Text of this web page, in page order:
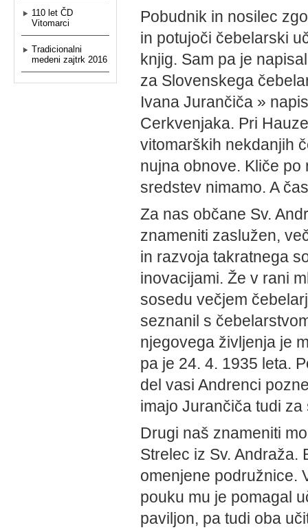
110 let ČD
Vitomarci
Tradicionalni
medeni zajtrk 2016
Pobudnik in nosilec
in potujoči čebelarski
knjig. Sam pa je
za Slovenskega
Ivana Jurančiča »
Cerkvenjaka. Pri
vitomarških nekdanjih
nujna obnove. Kliče
sredstev nimamo. A
Za nas občane Sv.
znameniti zaslužen,
in razvoja takratnega
inovacijami. Že v rani
sosedu večjem
seznanil s
njegovega življenja je
pa je 24. 4. 1935 leta.
del vasi Andrenci
imajo Jurančiča tudi
Drugi naš znameniti
Strelec iz Sv. Andraža.
omenjene podružnice.
pouku mu je pomagal
paviljon, pa tudi oba